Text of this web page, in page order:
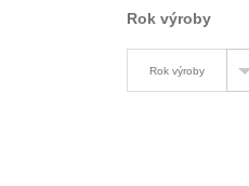
Rok výroby
Rok výroby